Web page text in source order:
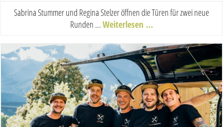
Sabrina Stummer und Regina Stelzer öffnen die Türen für zwei neue
Runden ...Weiterlesen …